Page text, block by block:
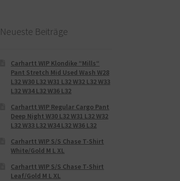
Neueste Beiträge
Carhartt WIP Klondike “Mills“
Pant Stretch Mid Used Wash W28
L32 W30 L32 W31 L32 W32 L32 W33
L32 W34 L32 W36 L32
Carhartt WIP Regular Cargo Pant
Deep Night W30 L32 W31 L32 W32
L32 W33 L32 W34 L32 W36 L32
Carhartt WIP S/S Chase T-Shirt
White/Gold M L XL
Carhartt WIP S/S Chase T-Shirt
Leaf/Gold M L XL